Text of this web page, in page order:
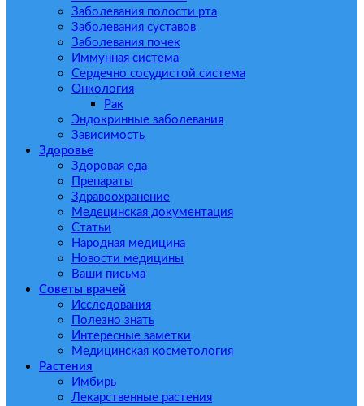
Заболевания полости рта
Заболевания суставов
Заболевания почек
Иммунная система
Сердечно сосудистой система
Онкология
Рак
Эндокринные заболевания
Зависимость
Здоровье
Здоровая еда
Препараты
Здравоохранение
Медецинская документация
Статьи
Народная медицина
Новости медицины
Ваши письма
Советы врачей
Исследования
Полезно знать
Интересные заметки
Медицинская косметология
Растения
Имбирь
Лекарственные растения